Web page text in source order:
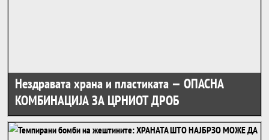
Нездравата храна и пластиката — ОПАСНА
КОМБИНАЦИЈА ЗА ЦРНИОТ ДРОБ